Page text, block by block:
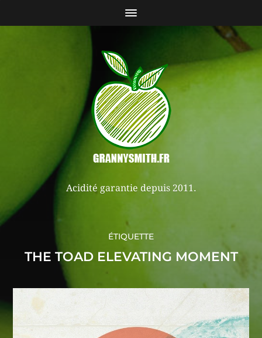
Acidité garantie depuis 2011.
ÉTIQUETTE
THE TOAD ELEVATING MOMENT